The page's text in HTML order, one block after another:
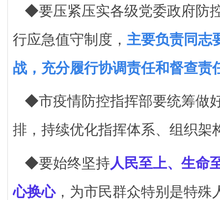
◆要压紧压实各级党委政府防
行应急值守制度， 主要负责同志
战，充分履行协调责任和督查责
◆市疫情防控指挥部要统筹做
排，持续优化指挥体系、组织架
◆要始终坚持人民至上、生命
心换心，为市民群众特别是特殊